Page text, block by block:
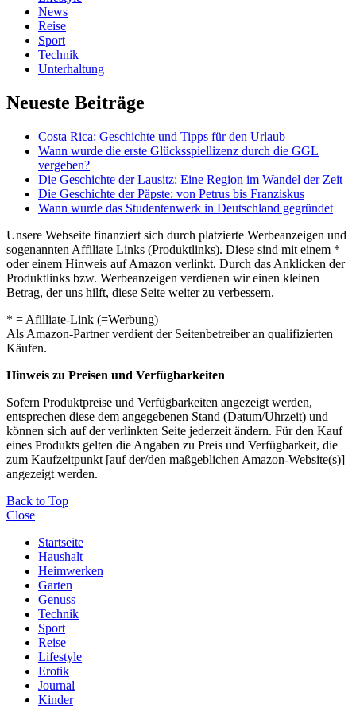
News
Reise
Sport
Technik
Unterhaltung
Neueste Beiträge
Costa Rica: Geschichte und Tipps für den Urlaub
Wann wurde die erste Glücksspiellizenz durch die GGL
vergeben?
Die Geschichte der Lausitz: Eine Region im Wandel der Zeit
Die Geschichte der Päpste: von Petrus bis Franziskus
Wann wurde das Studentenwerk in Deutschland gegründet
Unsere Webseite finanziert sich durch platzierte Werbeanzeigen und
sogenannten Affiliate Links (Produktlinks). Diese sind mit einem *
oder einem Hinweis auf Amazon verlinkt. Durch das Anklicken der
Produktlinks bzw. Werbeanzeigen verdienen wir einen kleinen
Betrag, der uns hilft, diese Seite weiter zu verbessern.
* = Afilliate-Link (=Werbung)
Als Amazon-Partner verdient der Seitenbetreiber an qualifizierten
Käufen.
Hinweis zu Preisen und Verfügbarkeiten
Sofern Produktpreise und Verfügbarkeiten angezeigt werden,
entsprechen diese dem angegebenen Stand (Datum/Uhrzeit) und
können sich auf der verlinkten Seite jederzeit ändern. Für den Kauf
eines Produkts gelten die Angaben zu Preis und Verfügbarkeit, die
zum Kaufzeitpunkt [auf der/den maßgeblichen Amazon-Website(s)]
angezeigt werden.
Back to Top
Close
Startseite
Haushalt
Heimwerken
Garten
Genuss
Technik
Sport
Reise
Lifestyle
Erotik
Journal
Kinder